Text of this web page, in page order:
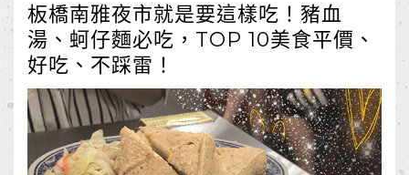
板橋南雅夜市就是要這樣吃！豬血
湯、蚵仔麵必吃，TOP 10美食平價、
好吃、不踩雷！